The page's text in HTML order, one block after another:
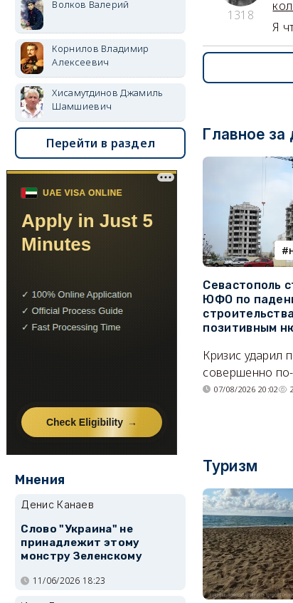
1318
Я
Главное за
Севастополь
ЮФО по
позитивным
Кризис ударил
совершенно
07/08/2026 20:02
Туризм
Волков Валерий
Корнилов Владимир
Алексеевич
Хисамутдинов Джамиль
Шамшиевич
Перейти в раздел
Мнения
Денис Канаев
Слово "Украина" не
принадлежит этому
монстру Зеленскому
11/06/2026 18:23